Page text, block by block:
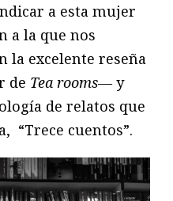
a esta mujer
a la que nos
la excelente reseña
de Tea rooms—y
de relatos que
“Trece cuentos”.